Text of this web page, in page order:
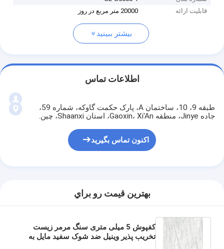
قابلیت ارائه
20000 متر مربع در روز
بیشتر ببینید
اطلاعات تماس
طبقه 9، 10، ساختمان A، پارک حکمت گاوکه، شماره 59،
جاده Jinye، منطقه Gaoxin، Xi'An، استان Shaanxi، چین.
اکنون تماس بگیرید
بهترين قيمت رو براي
کفپوش 5 میلی متری سنگ مرمر زیست
تخریب پذیر وینیل ضد شوک سفید مایل به